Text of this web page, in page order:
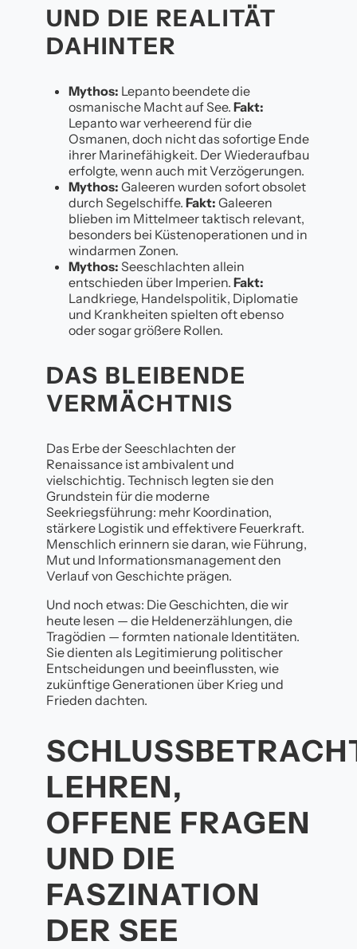
UND DIE REALITÄT
DAHINTER
Mythos: Lepanto beendete die
osmanische Macht auf See. Fakt:
Lepanto war verheerend für die
Osmanen, doch nicht das sofortige Ende
ihrer Marinefähigkeit. Der Wiederaufbau
erfolgte, wenn auch mit Verzögerungen.
Mythos: Galeeren wurden sofort obsolet
durch Segelschiffe. Fakt: Galeeren
blieben im Mittelmeer taktisch relevant,
besonders bei Küstenoperationen und in
windarmen Zonen.
Mythos: Seeschlachten allein
entschieden über Imperien. Fakt:
Landkriege, Handelspolitik, Diplomatie
und Krankheiten spielten oft ebenso
oder sogar größere Rollen.
DAS BLEIBENDE
VERMÄCHTNIS
Das Erbe der Seeschlachten der
Renaissance ist ambivalent und
vielschichtig. Technisch legten sie den
Grundstein für die moderne
Seekriegsführung: mehr Koordination,
stärkere Logistik und effektivere Feuerkraft.
Menschlich erinnern sie daran, wie Führung,
Mut und Informationsmanagement den
Verlauf von Geschichte prägen.
Und noch etwas: Die Geschichten, die wir
heute lesen — die Heldenerzählungen, die
Tragödien — formten nationale Identitäten.
Sie dienten als Legitimierung politischer
Entscheidungen und beeinflussten, wie
zukünftige Generationen über Krieg und
Frieden dachten.
LEHREN,
OFFENE FRAGEN
UND DIE
FASZINATION
DER SEE